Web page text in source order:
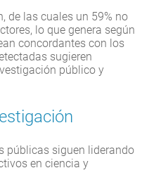
de las cuales un 59% no
lo que genera según
concordantes con los
sugieren
público y
públicas siguen liderando
en ciencia y